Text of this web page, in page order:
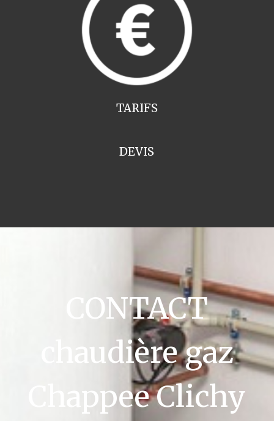
TARIFS
DEVIS
CONTACT
chaudière gaz
Chappee Clichy